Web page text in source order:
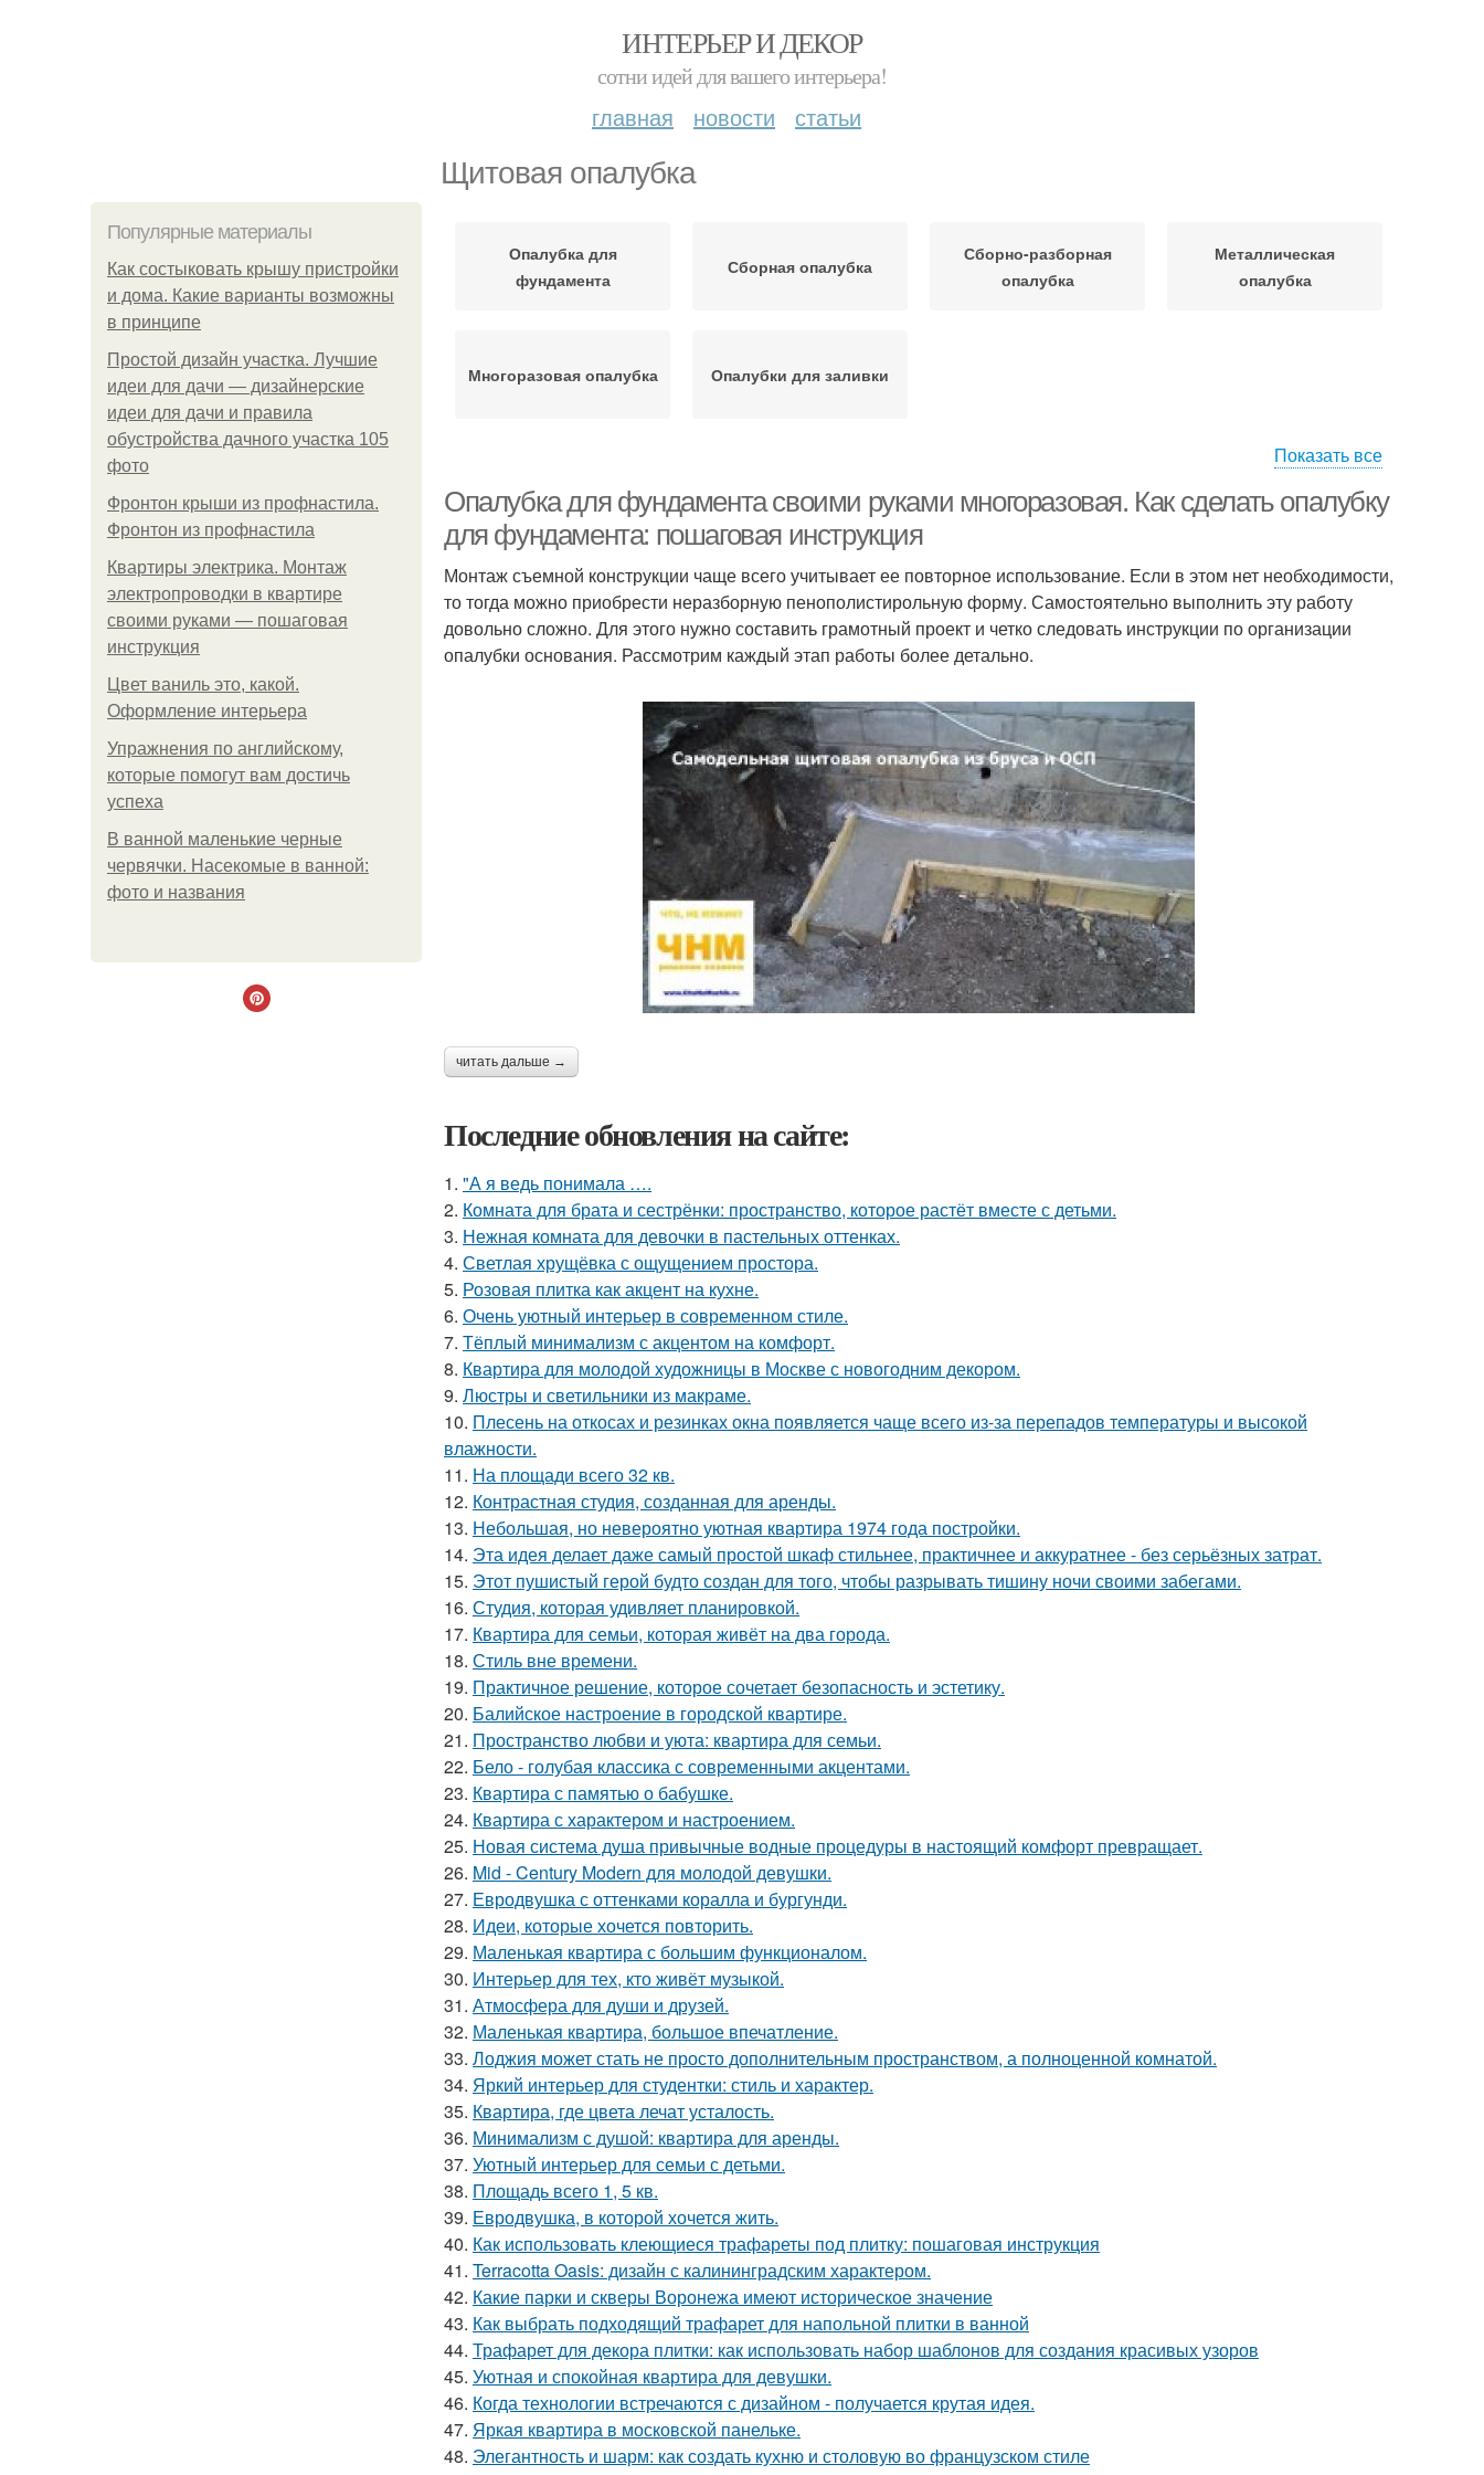
ИНТЕРЬЕР И ДЕКОР
сотни идей для вашего интерьера!
главная новости статьи
Щитовая опалубка
Популярные материалы
Как состыковать крышу пристройки
и дома. Какие варианты возможны
в принципе
Простой дизайн участка. Лучшие
идеи для дачи — дизайнерские
идеи для дачи и правила
обустройства дачного участка 105
фото
Фронтон крыши из профнастила.
Фронтон из профнастила
Квартиры электрика. Монтаж
электропроводки в квартире
своими руками — пошаговая
инструкция
Цвет ваниль это, какой.
Оформление интерьера
Упражнения по английскому,
которые помогут вам достичь
успеха
В ванной маленькие черные
червячки. Насекомые в ванной:
фото и названия
Опалубка для
фундамента
Сборная опалубка
Сборно-разборная
опалубка
Металлическая
опалубка
Многоразовая опалубка Опалубки для заливки
Показать все
Опалубка для фундамента своими руками многоразовая. Как сделать опалубку
для фундамента: пошаговая инструкция
Монтаж съемной конструкции чаще всего учитывает ее повторное использование. Если в этом нет необходимости,
то тогда можно приобрести неразборную пенополистирольную форму. Самостоятельно выполнить эту работу
довольно сложно. Для этого нужно составить грамотный проект и четко следовать инструкции по организации
опалубки основания. Рассмотрим каждый этап работы более детально.
читать дальше →
Последние обновления на сайте:
1. "А я ведь понимала ….
2. Комната для брата и сестрёнки: пространство, которое растёт вместе с детьми.
3. Нежная комната для девочки в пастельных оттенках.
4. Светлая хрущёвка с ощущением простора.
5. Розовая плитка как акцент на кухне.
6. Очень уютный интерьер в современном стиле.
7. Тёплый минимализм с акцентом на комфорт.
8. Квартира для молодой художницы в Москве с новогодним декором.
9. Люстры и светильники из макраме.
10. Плесень на откосах и резинках окна появляется чаще всего из-за перепадов температуры и высокой
влажности.
11. На площади всего 32 кв.
12. Контрастная студия, созданная для аренды.
13. Небольшая, но невероятно уютная квартира 1974 года постройки.
14. Эта идея делает даже самый простой шкаф стильнее, практичнее и аккуратнее - без серьёзных затрат.
15. Этот пушистый герой будто создан для того, чтобы разрывать тишину ночи своими забегами.
16. Студия, которая удивляет планировкой.
17. Квартира для семьи, которая живёт на два города.
18. Стиль вне времени.
19. Практичное решение, которое сочетает безопасность и эстетику.
20. Балийское настроение в городской квартире.
21. Пространство любви и уюта: квартира для семьи.
22. Бело - голубая классика с современными акцентами.
23. Квартира с памятью о бабушке.
24. Квартира с характером и настроением.
25. Новая система душа привычные водные процедуры в настоящий комфорт превращает.
26. Mid - Century Modern для молодой девушки.
27. Евродвушка с оттенками коралла и бургунди.
28. Идеи, которые хочется повторить.
29. Маленькая квартира с большим функционалом.
30. Интерьер для тех, кто живёт музыкой.
31. Атмосфера для души и друзей.
32. Маленькая квартира, большое впечатление.
33. Лоджия может стать не просто дополнительным пространством, а полноценной комнатой.
34. Яркий интерьер для студентки: стиль и характер.
35. Квартира, где цвета лечат усталость.
36. Минимализм с душой: квартира для аренды.
37. Уютный интерьер для семьи с детьми.
38. Площадь всего 1, 5 кв.
39. Евродвушка, в которой хочется жить.
40. Как использовать клеющиеся трафареты под плитку: пошаговая инструкция
41. Terracotta Oasis: дизайн с калининградским характером.
42. Какие парки и скверы Воронежа имеют историческое значение
43. Как выбрать подходящий трафарет для напольной плитки в ванной
44. Трафарет для декора плитки: как использовать набор шаблонов для создания красивых узоров
45. Уютная и спокойная квартира для девушки.
46. Когда технологии встречаются с дизайном - получается крутая идея.
47. Яркая квартира в московской панельке.
48. Элегантность и шарм: как создать кухню и столовую во французском стиле